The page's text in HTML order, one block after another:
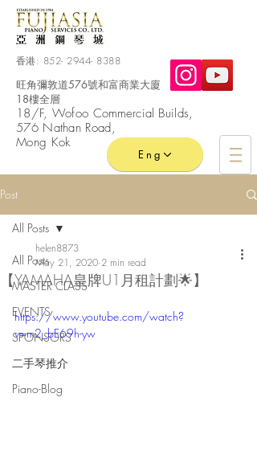
香港: 852- 2944- 8388
旺角彌敦道576號和富商業大廈
18樓全層
​18/F, Wofoo Commercial Builds,
576 Nathan Road,
Mong Kok
Eng
Post
All Posts
MASTER CLASS
EVENTS
SPONSORS
二手琴推介
Piano-Blog
All Posts
【YAMAHA皇牌U1月租計劃🌟】
helen8873
May 21, 2020 2 min read
https://www.youtube.com/watch?
v=m2_bE69h-yw